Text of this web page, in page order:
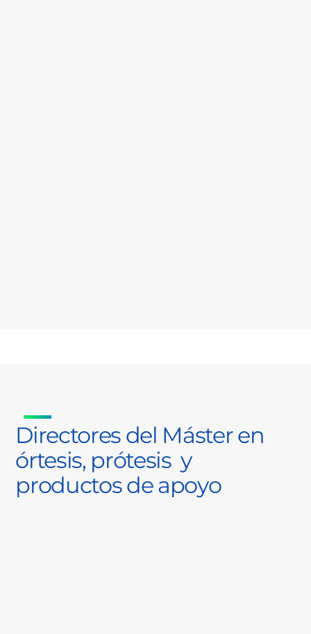
Directores del Máster en
órtesis, prótesis y
productos de apoyo